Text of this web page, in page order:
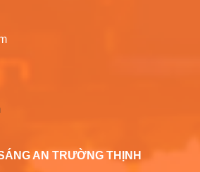
AN TRƯỜNG THỊNH